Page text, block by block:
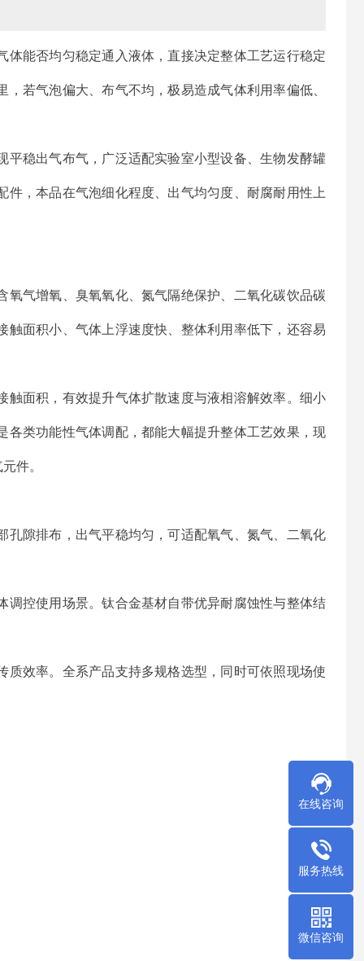
能否均匀稳定通入液体，直接决定整体工艺运行稳定
若气泡偏大、布气不均，极易造成气体利用率偏低、
稳出气布气，广泛适配实验室小型设备、生物发酵罐
，本品在气泡细化程度、出气均匀度、耐腐耐用性上
气增氧、臭氧氧化、氮气隔绝保护、二氧化碳饮品碳
面积小、气体上浮速度快、整体利用率低下，还容易
面积，有效提升气体扩散速度与液相溶解效率。细小
类功能性气体调配，都能大幅提升整体工艺效果，现
件。
隙排布，出气平稳均匀，可适配氧气、氮气、二氧化
控使用场景。钛合金基材自带优异耐腐蚀性与整体结
效率。全系产品支持多规格选型，同时可依照现场使
在线咨询
服务热线
微信咨询